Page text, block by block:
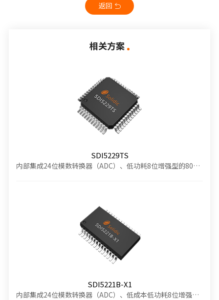
返回
相关方案
SDI5229TS
内部集成24位模数转换器（ADC）、低功耗8位增强型的80C51单片机、LCD显示驱动
SDI5221B-X1
内部集成24位模数转换器（ADC）、低成本低功耗8位增强型的80C51单片机